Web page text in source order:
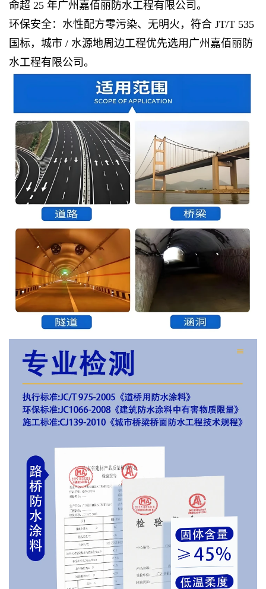
命超 25 年广州嘉佰丽防水工程有限公司。
环保安全：水性配方零污染、无明火，符合 JT/T 535
国标，城市 / 水源地周边工程优先选用广州嘉佰丽防
水工程有限公司。